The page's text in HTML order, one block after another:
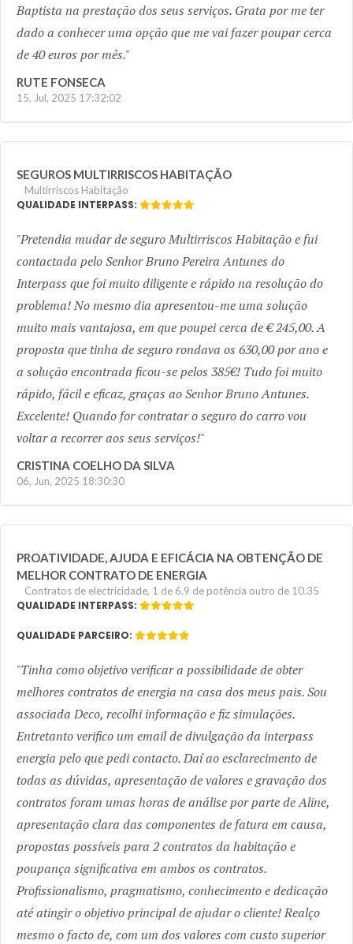
Baptista na prestação dos seus serviços. Grata por me ter
dado a conhecer uma opção que me vai fazer poupar cerca
de 40 euros por mês.
RUTE FONSECA
15, Jul, 2025 17:32:02
SEGUROS MULTIRRISCOS HABITAÇÃO
Multirriscos Habitação
QUALIDADE INTERPASS:
Pretendia mudar de seguro Multirriscos Habitação e fui
contactada pelo Senhor Bruno Pereira Antunes do
Interpass que foi muito diligente e rápido na resolução do
problema! No mesmo dia apresentou-me uma solução
muito mais vantajosa, em que poupei cerca de € 245,00. A
proposta que tinha de seguro rondava os 630,00 por ano e
a solução encontrada ficou-se pelos 385€! Tudo foi muito
rápido, fácil e eficaz, graças ao Senhor Bruno Antunes.
Excelente! Quando for contratar o seguro do carro vou
voltar a recorrer aos seus serviços!
CRISTINA COELHO DA SILVA
06, Jun, 2025 18:30:30
PROATIVIDADE, AJUDA E EFICÁCIA NA OBTENÇÃO DE
MELHOR CONTRATO DE ENERGIA
Contratos de electricidade, 1 de 6.9 de potência outro de 10.35
QUALIDADE INTERPASS:
QUALIDADE PARCEIRO:
Tinha como objetivo verificar a possibilidade de obter
melhores contratos de energia na casa dos meus pais. Sou
associada Deco, recolhi informação e fiz simulações.
Entretanto verifico um email de divulgação da interpass
energia pelo que pedi contacto. Daí ao esclarecimento de
todas as dúvidas, apresentação de valores e gravação dos
contratos foram umas horas de análise por parte de Aline,
apresentação clara das componentes de fatura em causa,
propostas possíveis para 2 contratos da habitação e
poupança significativa em ambos os contratos.
Profissionalismo, pragmatismo, conhecimento e dedicação
até atingir o objetivo principal de ajudar o cliente! Realço
mesmo o facto de, com um dos valores com custo superior